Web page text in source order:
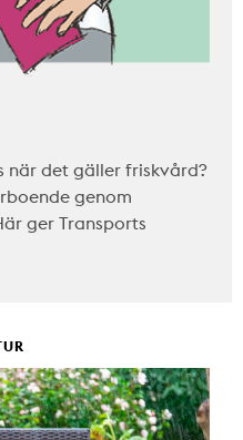
när det gäller friskvård?
genom
ger Transports